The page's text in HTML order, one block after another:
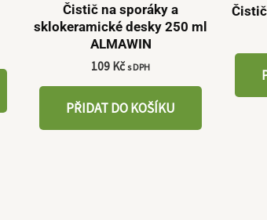
Čistič na sporáky a
sklokeramické desky 250 ml
ALMAWIN
109 Kč s DPH
PŘIDAT DO KOŠÍKU